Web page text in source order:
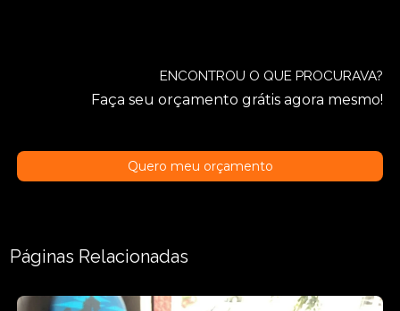
ENCONTROU O QUE PROCURAVA?
Faça seu orçamento grátis agora mesmo!
Quero meu orçamento
Páginas Relacionadas